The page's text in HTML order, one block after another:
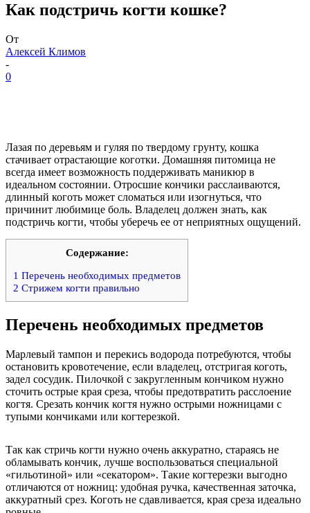
Как подстричь когти кошке?
От
Алексей Климов
-
0
Лазая по деревьям и гуляя по твердому грунту, кошка
стачивает отрастающие коготки. Домашняя питомица не
всегда имеет возможность поддерживать маникюр в
идеальном состоянии. Отросшие кончики расслаиваются,
длинный коготь может сломаться или изогнуться, что
причинит любимице боль. Владелец должен знать, как
подстричь когти, чтобы уберечь ее от неприятных ощущений.
Содержание:
1 Перечень необходимых предметов
2 Стрижем когти правильно
Перечень необходимых предметов
Марлевый тампон и перекись водорода потребуются, чтобы
остановить кровотечение, если владелец, отстригая коготь,
задел сосудик. Пилочкой с закругленным кончиком нужно
сточить острые края среза, чтобы предотвратить расслоение
когтя. Срезать кончик когтя нужно острыми ножницами с
тупыми кончиками или когтерезкой.
Так как стричь когти нужно очень аккуратно, стараясь не
обламывать кончик, лучше воспользоваться специальной
«гильотиной» или «секатором». Такие когтерезки выгодно
отличаются от ножниц: удобная ручка, качественная заточка,
аккуратный срез. Коготь не сдавливается, края среза идеально